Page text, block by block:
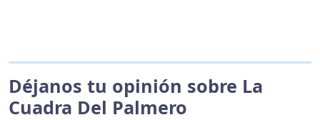
Déjanos tu opinión sobre La
Cuadra Del Palmero